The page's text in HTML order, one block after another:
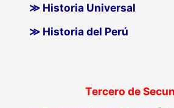
≫ Historia Universal
≫ Historia del Perú
Tercero de